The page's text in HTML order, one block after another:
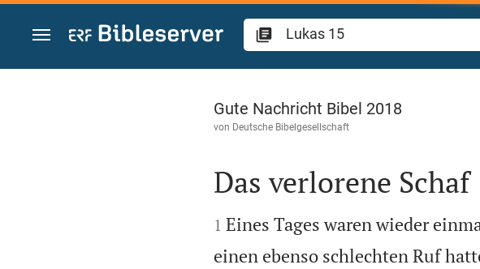
Zum Inhalt springen
Lukas 15
Gute Nachricht Bibel 2018
von Deutsche Bibelgesellschaft

Das verlorene Schaf

1 Eines Tages waren wieder
einen ebenso schlechten Ruf